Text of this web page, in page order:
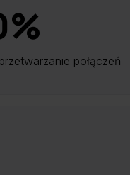
połączeń